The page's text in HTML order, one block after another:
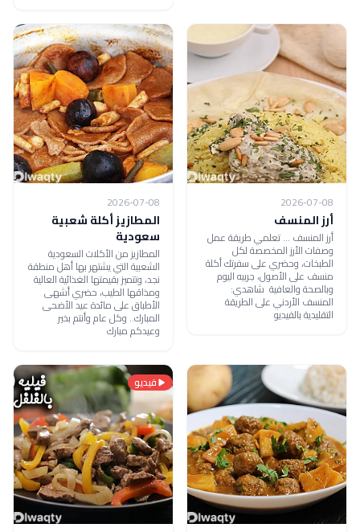
2026-07-08
أرز المنسف
أرز المنسف ... تعلمي طريقة عمل
وصفات الأرز المخصصة لكل
الطبخات، وحضري على سفرتك أكلة
منسف على الأصول، جربيه اليوم
وبالصحة والعافية شاهدي:
المنسف الأردني على الطريقة
التقليدية بالفيديو
2026-07-08
المطازيز أكلة شعبية
سعودية
المطازيز من الأكلات السعودية
الشعبية التي يشتهر بها أهل منطقة
نجد، وتتميز بقيمتها الغذائية العالية
ومذاقها الطيب، حضري أشهى
الأطباق على مائدة عيد الأضحى
المبارك.. وكل عام وأنتم بخير
وعيدكم مبارك
فيديو